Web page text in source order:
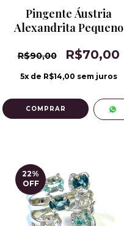
Pingente Áustria
Alexandrita Pequeno
R$90,00 R$70,00
5x de R$14,00 sem juros
22%
OFF